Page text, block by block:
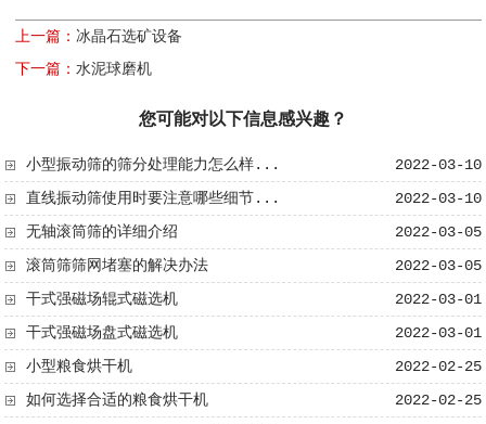
上一篇：冰晶石选矿设备
下一篇：水泥球磨机
您可能对以下信息感兴趣？
2022-03-10
小型振动筛的筛分处理能力怎么样...
2022-03-10
直线振动筛使用时要注意哪些细节...
2022-03-05
无轴滚筒筛​的详细介绍
2022-03-05
滚筒筛筛网堵塞的解决办法
2022-03-01
干式强磁场辊式磁选机
2022-03-01
干式强磁场盘式磁选机
2022-02-25
小型粮食烘干机
2022-02-25
如何选择合适的粮食烘干机